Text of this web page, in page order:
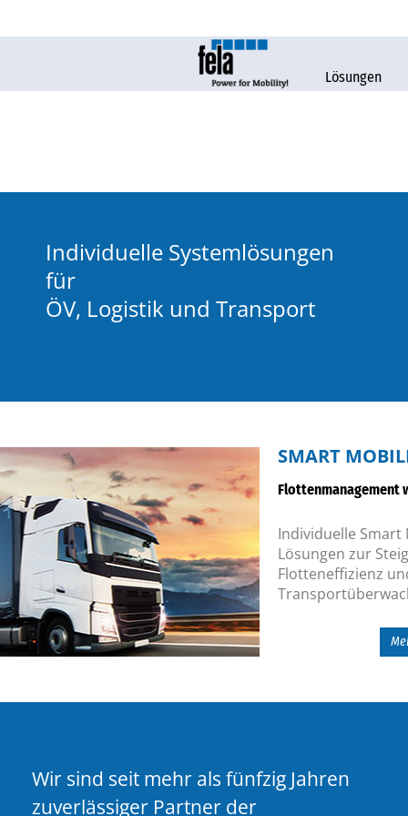
Lösungen
Individuelle Systemlösungen
für
ÖV, Logistik und Transport
SMART
Flottenmanagement
Individuelle Smart
Lösungen zur
Flotteneffizienz
Wir sind seit mehr als fünfzig Jahren
zuverlässiger Partner der
Lösungen für ÖV, Logistik und